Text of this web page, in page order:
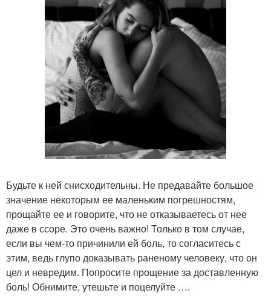
Будьте к ней снисходительны. Не предавайте большое
значение некоторым ее маленьким погрешностям,
прощайте ее и говорите, что не отказываетесь от нее
даже в ссоре. Это очень важно! Только в том случае,
если вы чем-то причинили ей боль, то согласитесь с
этим, ведь глупо доказывать раненому человеку, что он
цел и невредим. Попросите прощение за доставленную
боль! Обнимите, утешьте и поцелуйте ….